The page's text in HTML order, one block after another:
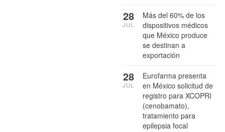
Más del 60% de los
dispositivos médicos
que México produce
se destinan a
exportación
28
JUL
Eurofarma presenta
en México solicitud de
registro para XCOPRI
(cenobamato),
tratamiento para
epilepsia focal
28
JUL